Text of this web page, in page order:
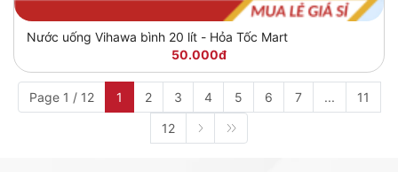
Nước uống Vihawa bình 20 lít - Hỏa Tốc Mart
50.000đ
Page 1 / 12 1 2 3 4 5 6 7 ... 11
12